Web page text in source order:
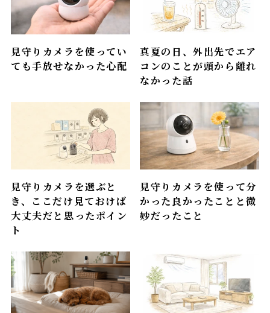
見守りカメラを使ってい
ても手放せなかった心配
真夏の日、外出先でエア
コンのことが頭から離れ
なかった話
見守りカメラを選ぶと
き、ここだけ見ておけば
大丈夫だと思ったポイン
ト
見守りカメラを使って分
かった良かったことと微
妙だったこと